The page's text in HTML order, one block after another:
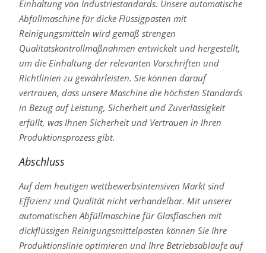
Einhaltung von Industriestandards. Unsere automatische
Abfüllmaschine für dicke Flüssigpasten mit
Reinigungsmitteln wird gemäß strengen
Qualitätskontrollmaßnahmen entwickelt und hergestellt,
um die Einhaltung der relevanten Vorschriften und
Richtlinien zu gewährleisten. Sie können darauf
vertrauen, dass unsere Maschine die höchsten Standards
in Bezug auf Leistung, Sicherheit und Zuverlässigkeit
erfüllt, was Ihnen Sicherheit und Vertrauen in Ihren
Produktionsprozess gibt.
Abschluss
Auf dem heutigen wettbewerbsintensiven Markt sind
Effizienz und Qualität nicht verhandelbar. Mit unserer
automatischen Abfüllmaschine für Glasflaschen mit
dickflüssigen Reinigungsmittelpasten können Sie Ihre
Produktionslinie optimieren und Ihre Betriebsabläufe auf